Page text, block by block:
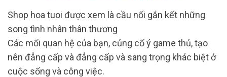
Shop hoa tuoi được xem là cầu nối gắn kết những
song tình nhân thân thương
Các mối quan hệ của bạn, củng cố ý game thủ, tạo
nên đẳng cấp và đẳng cấp và sang trọng khác biệt ở
cuộc sống và công việc.